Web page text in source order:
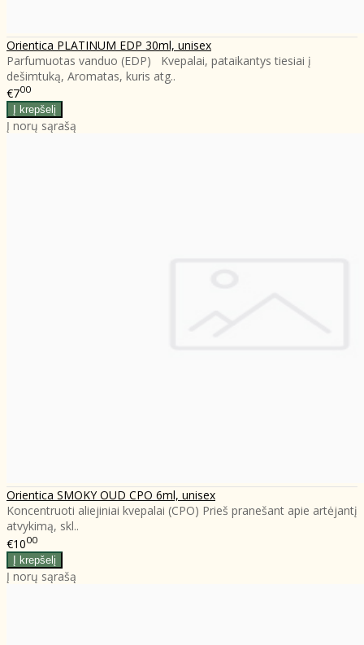
Orientica PLATINUM EDP 30ml, unisex
Parfumuotas vanduo (EDP) Kvepalai, pataikantys tiesiai į
dešimtuką, Aromatas, kuris atg..
€700
Į norų sąrašą
Orientica SMOKY OUD CPO 6ml, unisex
Koncentruoti aliejiniai kvepalai (CPO) Prieš pranešant apie artėjantį
atvykimą, skl..
€1000
Į norų sąrašą